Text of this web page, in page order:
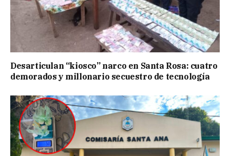
Desarticulan “kiosco” narco en Santa Rosa: cuatro
demorados y millonario secuestro de tecnología